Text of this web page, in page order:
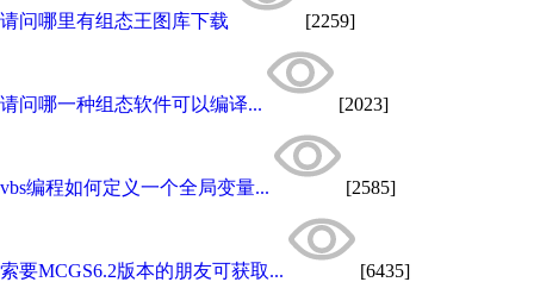
请问哪里有组态王图库下载 [2259]
请问哪一种组态软件可以编译... [2023]
vbs编程如何定义一个全局变量... [2585]
索要MCGS6.2版本的朋友可获取... [6435]